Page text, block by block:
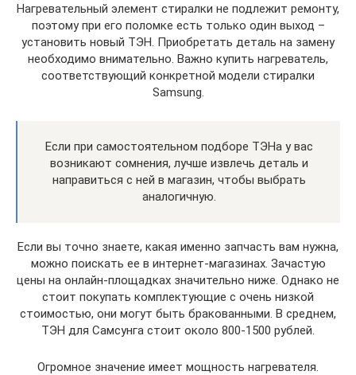
Нагревательный элемент стиралки не подлежит ремонту,
поэтому при его поломке есть только один выход –
установить новый ТЭН. Приобретать деталь на замену
необходимо внимательно. Важно купить нагреватель,
соответствующий конкретной модели стиралки
Samsung.
Если при самостоятельном подборе ТЭНа у вас
возникают сомнения, лучше извлечь деталь и
направиться с ней в магазин, чтобы выбрать
аналогичную.
Если вы точно знаете, какая именно запчасть вам нужна,
можно поискать ее в интернет-магазинах. Зачастую
цены на онлайн-площадках значительно ниже. Однако не
стоит покупать комплектующие с очень низкой
стоимостью, они могут быть бракованными. В среднем,
ТЭН для Самсунга стоит около 800-1500 рублей.
Огромное значение имеет мощность нагревателя.